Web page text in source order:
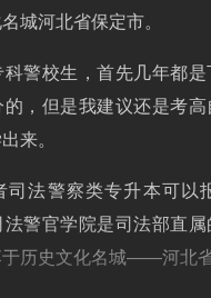
城河北省保定市。
警校生，首先几年都
的，但是我建议还是考
来。
司法警察类专升本可以
法警官学院是司法部直
于历史文化名城——河北省